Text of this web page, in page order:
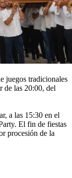
juegos tradicionales
de las 20:00, del
a las 15:30 en el
El fin de fiestas
procesión de la